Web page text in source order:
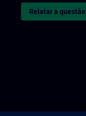
Relatar a questão